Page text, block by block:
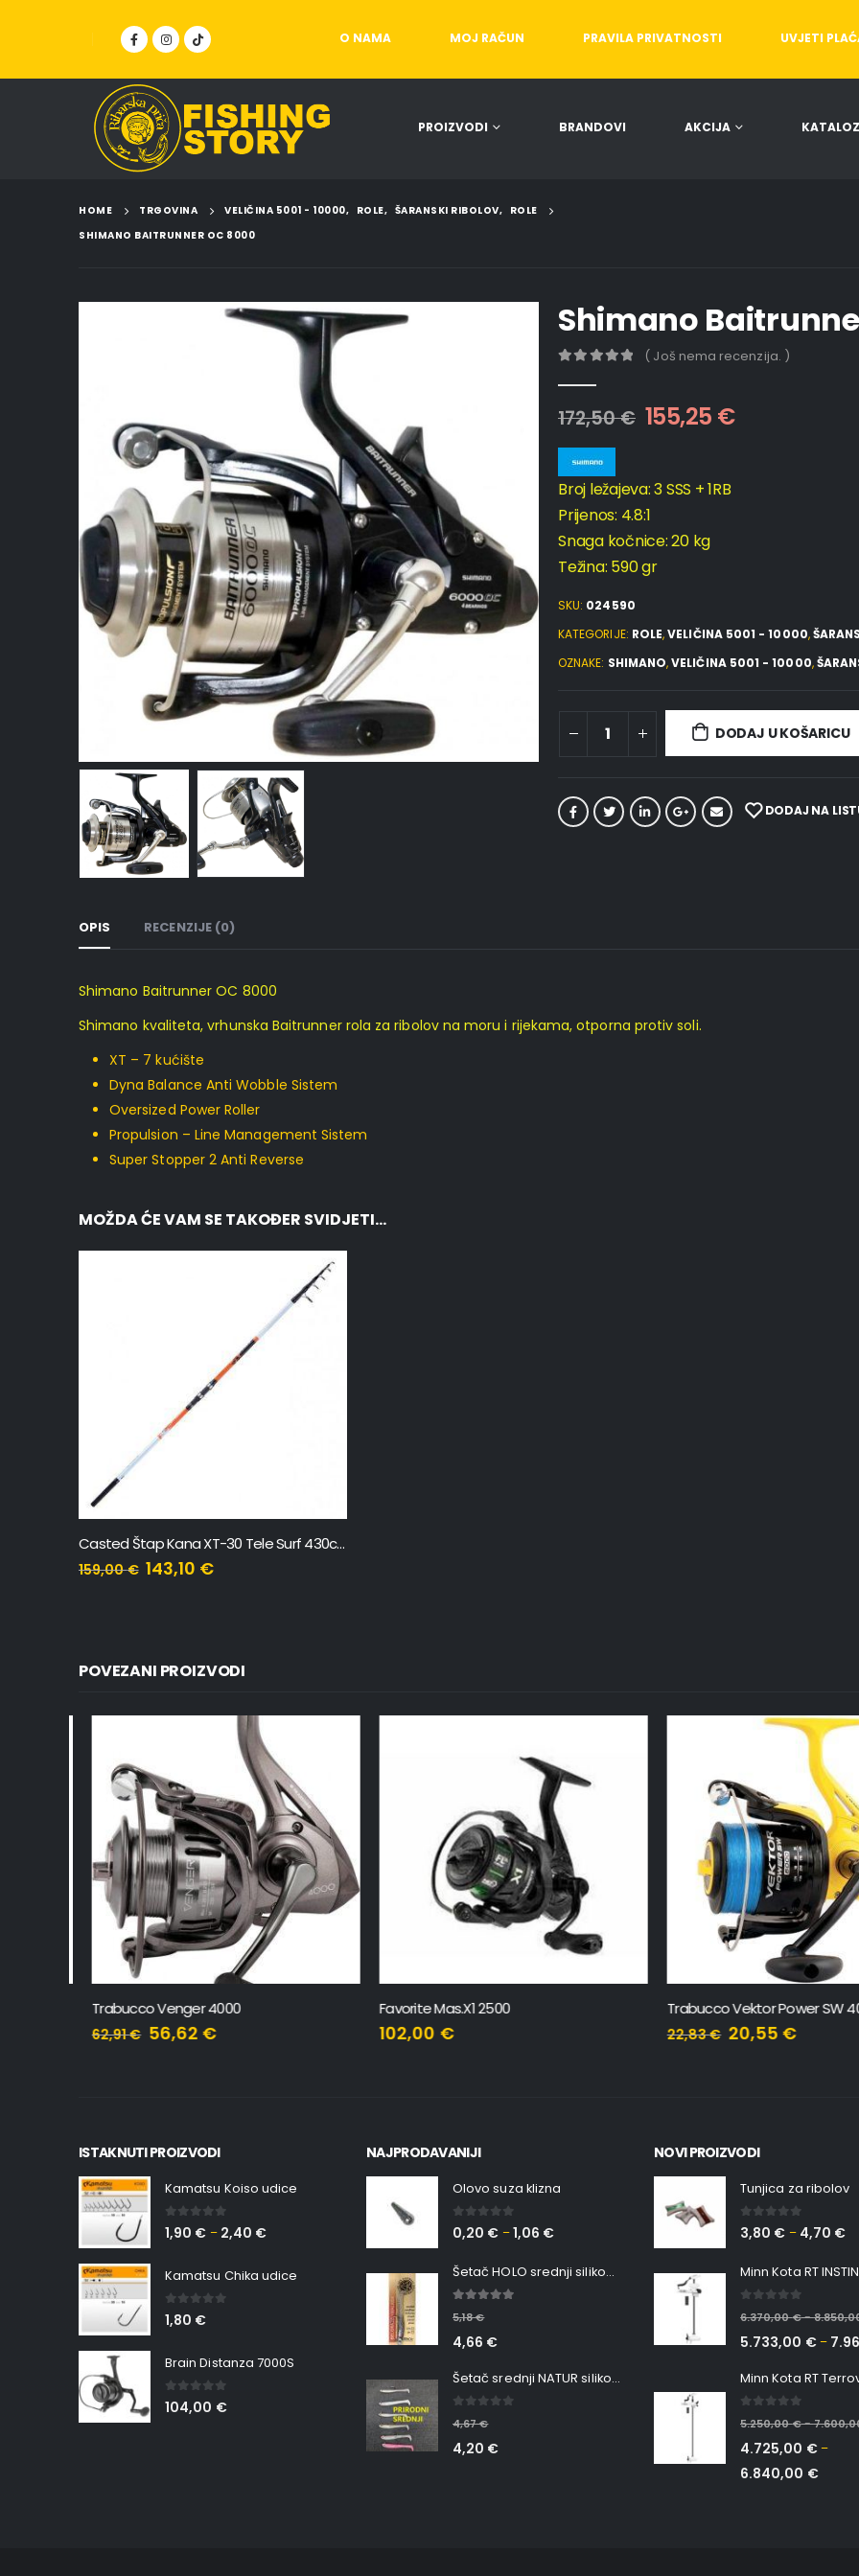
O NAMA MOJ RAČUN PRAVILA PRIVATNOSTI UVJETI
PROIZVODI BRANDOVI AKCIJA
HOME TRGOVINA VELIČINA 5001 - 10000, ROLE, ŠARANSKI RIBOLOV, ROLE
SHIMANO BAITRUNNER OC 8000
Shimano
( Još nema recenzija. )
172,50€ 155,25 €
Broj ležajeva: 3 SSS + 1RB
Prijenos: 4.8:1
Snaga kočnice: 20 kg
Težina: 590 gr
SKU: 024590
KATEGORIJE: ROLE,VELIČINA 5001 - 10000,
OZNAKE: SHIMANO,VELIČINA 5001 - 10000,
DODAJ U KOŠARICU
DODAJ NA
OPIS RECENZIJE (0)
Shimano Baitrunner OC 8000
Shimano kvaliteta, vrhunska Baitrunner rola za ribolov na moru i rijekama, otporna protiv soli.
XT – 7 kućište
Dyna Balance Anti Wobble Sistem
Oversized Power Roller
Propulsion – Line Management Sistem
Super Stopper 2 Anti Reverse
MOŽDA ĆE VAM SE TAKOĐER SVIDJETI…
Casted Štap Kana XT-30 Tele Surf 430cm, 170gr, 6 sekcija
159,00€ 143,10 €
POVEZANI PROIZVODI
Trabucco Venger 4000
62,91€ 56,62€
Favorite Mas.X1 2500
102,00€
Trabucco Vektor Power SW
22,83€ 20,55€
ISTAKNUTI PROIZVODI
Kamatsu Koiso udice
0 out of 5
1,90 € – 2,40 €
Kamatsu Chika udice
0 out of 5
1,80 €
Brain Distanza 7000S
0out of 5
104,00 €
NAJPRODAVANIJI
Olovo suza klizna
0 out of 5
0,20 € –1,06 €
Šetač HOLO srednji silikonska Ribica Belgrade Walker
5,18€
4,66 €
Šetač srednji NATUR silikonska ribica Belgrade Walker
4,67€
4,20 €
NOVI PROIZVODI
Tunjica za ribolov
0 out of 5
3,80 € – 4,70 €
6.370,00€–
5.733,00 €–
5.250,00€–
4.725,00 €–
6.840,00 €